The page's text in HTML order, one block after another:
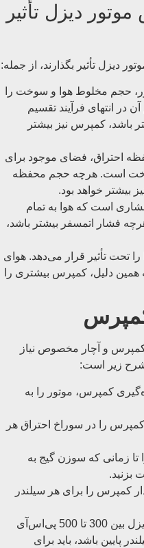
دیزل تأثیر
دیزل تأثیر بگذارند، از جمله:
حجم مخلوط هوا و سوخت را
در انتهای فرآیند تقسیم
باشد، کمپرس نیز بیشتر
احتراق، فضای موجود برای
است. هرچه حجم محفظه
بیشتر خواهد بود.
است که هوا به تمام
فشار اتمسفر بیشتر باشد،
تحت تأثیر قرار می‌دهد. هوای
دلیل، کمپرس بیشتری را
و آچار مخصوص نیاز
شرح زیر است:
کمپرس، موتور را به
را در سوراخ احتراق هر
تا زمانی که سوزن گیج به
بزنید.
کمپرس را برای هر سیلندر
مقادیر کمپرس طبیعی موتور دیزل بین 300 تا 500 پی‌اس‌آی
پایین باشد، باید برای